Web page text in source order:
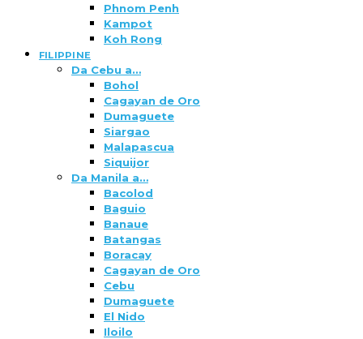
Phnom Penh
Kampot
Koh Rong
FILIPPINE
Da Cebu a…
Bohol
Cagayan de Oro
Dumaguete
Siargao
Malapascua
Siquijor
Da Manila a…
Bacolod
Baguio
Banaue
Batangas
Boracay
Cagayan de Oro
Cebu
Dumaguete
El Nido
Iloilo